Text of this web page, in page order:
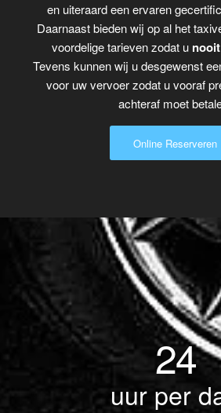
en uiteraard een ervaren
Daarnaast bieden wij op al het
voordelige tarieven zodat u
Tevens kunnen wij u desgewenst
voor uw vervoer zodat u vooraf
achteraf moet
Online Reserveren
24
uur per